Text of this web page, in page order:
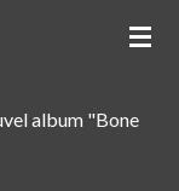
album "Bone